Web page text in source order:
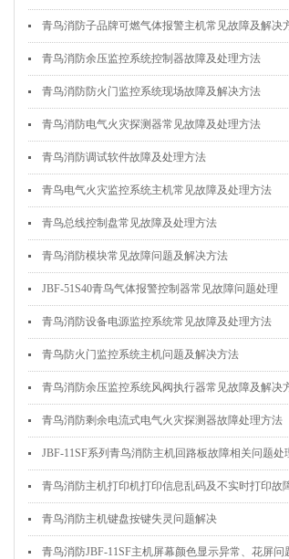
青鸟消防子品牌可燃气体报警主机常见故障及解决
青鸟消防余压监控系统控制器故障及处理方法
青鸟消防防火门监控系统现场故障及解决方法
青鸟消防电气火灾探测器常见故障及处理方法
青鸟消防调试软件故障及处理方法
青鸟电气火灾监控系统主机常见故障及处理方法
青鸟总线控制盘常见故障及处理方法
青鸟消防模块常见故障问题及解决方法
JBF-51S40青鸟气体报警控制器常见故障问题处理
青鸟消防设备电源监控系统常见故障及处理方法
青鸟防火门监控系统主机问题及解决方法
青鸟消防余压监控系统风阀执行器常见故障及解决
青鸟消防剩余电流式电气火灾探测器故障处理方法
JBF-11SF系列青鸟消防主机回路板故障相关问题处
青鸟消防主机打印机打印信息乱码及不实时打印故
青鸟消防主机键盘按键失灵问题解决
青鸟消防JBF-11SF主机屏幕颜色显示异常、花屏问